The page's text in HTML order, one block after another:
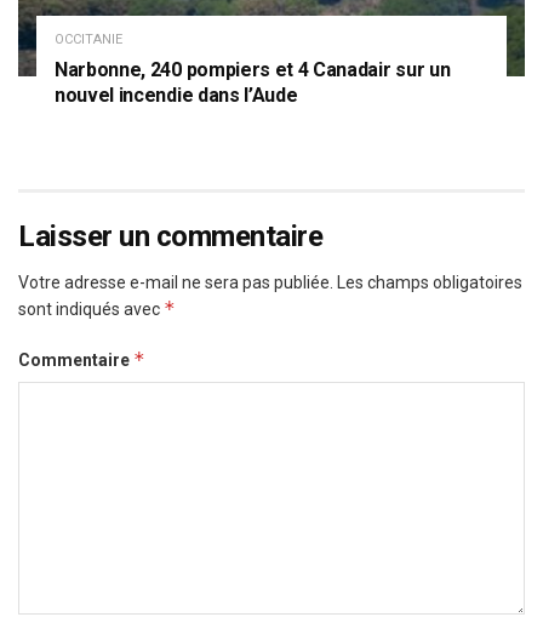
OCCITANIE
Narbonne, 240 pompiers et 4 Canadair sur un
nouvel incendie dans l’Aude
Laisser un commentaire
Votre adresse e-mail ne sera pas publiée. Les champs obligatoires
sont indiqués avec *
Commentaire *